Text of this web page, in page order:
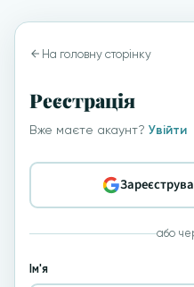
На головну сторінку
Реєстрація
Вже маєте акаунт? Увійти
або
Ім'я